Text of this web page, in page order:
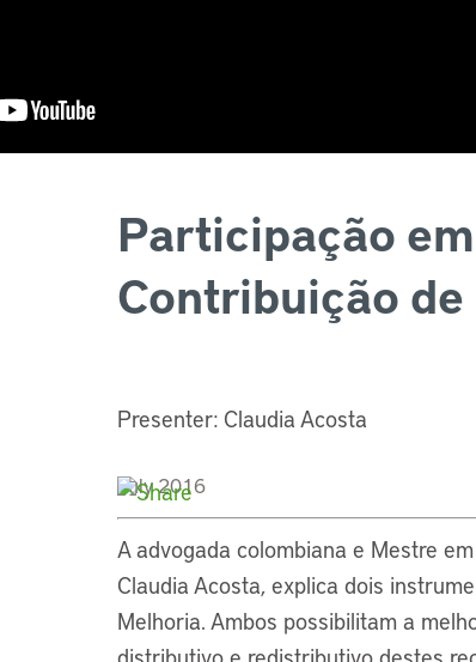
Participação
Contribuição
Presenter: Claudia Acosta
July 2016
A advogada colombiana e Mestre
Claudia Acosta, explica dois
Melhoria. Ambos possibilitam a